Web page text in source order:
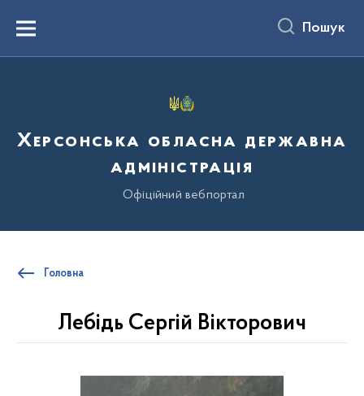
вмістуMenu Пошук
Херсонська обласна державна
адміністрація
Офіційний вебпортал
Головна
Лебідь Сергій Вікторович